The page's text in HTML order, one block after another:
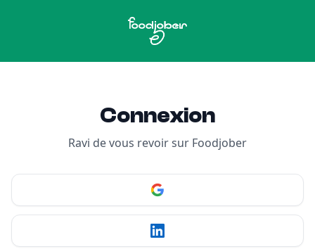
Connexion
Ravi de vous revoir sur Foodjober